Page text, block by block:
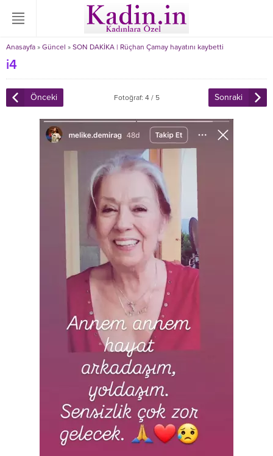
Anasayfa » Güncel » SON DAKİKA | Rüçhan Çamay hayatını kaybetti
i4
Önceki Fotoğraf: 4 / 5 Sonraki